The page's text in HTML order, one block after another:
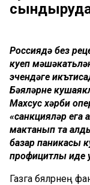
Россиядә без
куеп
эчендәге
Бәяләрнең
Махсус хәрби
«санкцияләр ега
мактанып та
базар паникасы
профицитлы иде
Газга бәяләрнең